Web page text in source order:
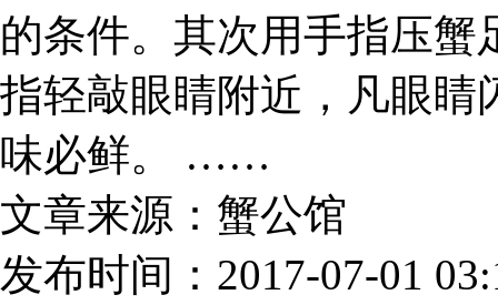
的条件。其次用手指压
指轻敲眼睛附近，凡眼睛
味必鲜。 ……
文章来源：蟹公馆
发布时间：2017-07-01